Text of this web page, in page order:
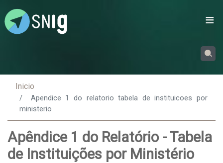
Inicio
Apendice 1 do relatorio tabela de instituicoes por
ministerio
Apêndice 1 do Relatório - Tabela
de Instituições por Ministério